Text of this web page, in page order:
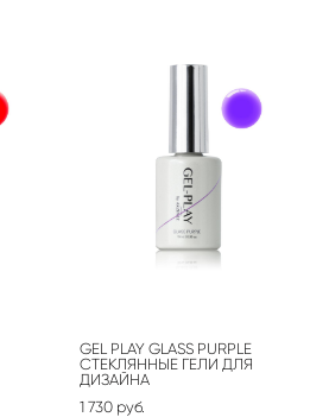
GEL PLAY GLASS PURPLE
СТЕКЛЯННЫЕ ГЕЛИ ДЛЯ
ДИЗАЙНА
1 730 pуб.